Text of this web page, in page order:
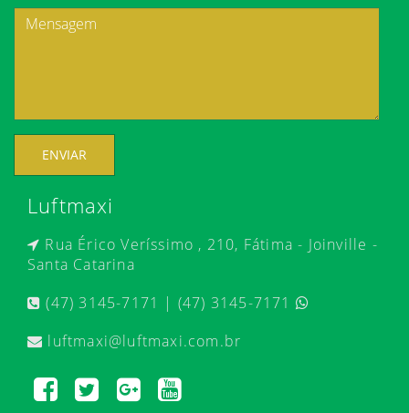
ENVIAR
Luftmaxi
Rua Érico Veríssimo , 210, Fátima - Joinville -
Santa Catarina
(47) 3145-7171 | (47) 3145-7171
luftmaxi@luftmaxi.com.br